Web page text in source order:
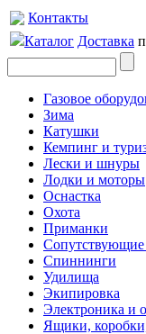
Контакты
Каталог Доставка
Газовое
Зима
Катушки
Кемпинг и
Лески и шнуры
Лодки и моторы
Оснастка
Охота
Приманки
Сопутствующие
Спиннинги
Удилища
Экипировка
Электроника и
Ящики,